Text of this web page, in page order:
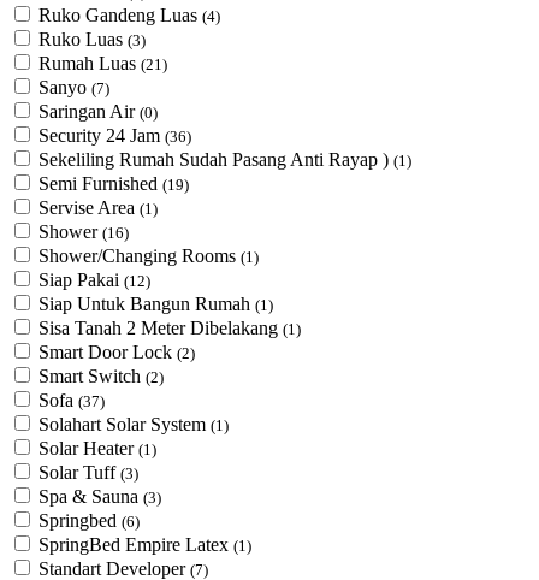
Ruko Gandeng Luas (4)
Ruko Luas (3)
Rumah Luas (21)
Sanyo (7)
Saringan Air (0)
Security 24 Jam (36)
Sekeliling Rumah Sudah Pasang Anti Rayap ) (1)
Semi Furnished (19)
Servise Area (1)
Shower (16)
Shower/Changing Rooms (1)
Siap Pakai (12)
Siap Untuk Bangun Rumah (1)
Sisa Tanah 2 Meter Dibelakang (1)
Smart Door Lock (2)
Smart Switch (2)
Sofa (37)
Solahart Solar System (1)
Solar Heater (1)
Solar Tuff (3)
Spa & Sauna (3)
Springbed (6)
SpringBed Empire Latex (1)
Standart Developer (7)